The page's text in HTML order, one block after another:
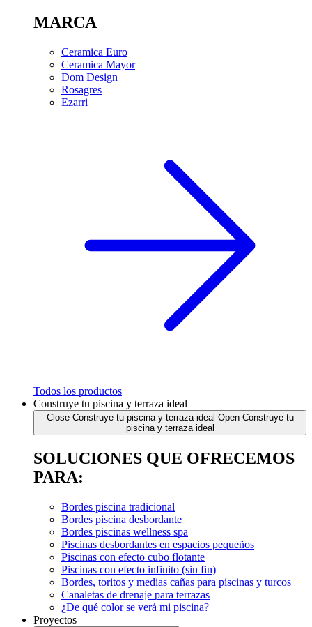
MARCA
Ceramica Euro
Ceramica Mayor
Dom Design
Rosagres
Ezarri
Todos los productos
Construye tu piscina y terraza ideal
Close Construye tu piscina y terraza ideal Open Construye tu
piscina y terraza ideal
SOLUCIONES QUE OFRECEMOS
PARA:
Bordes piscina tradicional
Bordes piscina desbordante
Bordes piscinas wellness spa
Piscinas desbordantes en espacios pequeños
Piscinas con efecto cubo flotante
Piscinas con efecto infinito (sin fin)
Bordes, toritos y medias cañas para piscinas y turcos
Canaletas de drenaje para terrazas
¿De qué color se verá mi piscina?
Proyectos